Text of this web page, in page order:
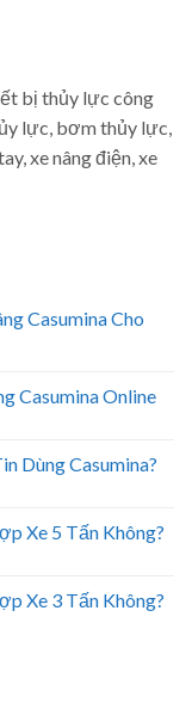
bị thủy lực công
lực, bơm thủy lực,
xe nâng điện, xe
Casumina Cho
Casumina Online
Dùng Casumina?
Xe 5 Tấn Không?
Xe 3 Tấn Không?